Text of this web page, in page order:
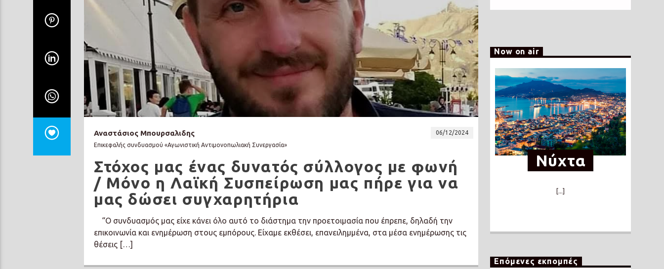
Αναστάσιος Μπουρσαλιδης
06/12/2024
Επικεφαλής συνδυασμού «Αγωνιστική Αντιμονοπωλιακή Συνεργασία»
Στόχος μας ένας δυνατός σύλλογος με φωνή
/ Μόνο η Λαϊκή Συσπείρωση μας πήρε για να
μας δώσει συγχαρητήρια
“Ο συνδυασμός μας είχε κάνει όλο αυτό το διάστημα την προετοιμασία που έπρεπε, δηλαδή την
επικοινωνία και ενημέρωση στους εμπόρους. Είχαμε εκθέσει, επανειλημμένα, στα μέσα ενημέρωσης τις
θέσεις […]
Now on air
Νύχτα
[...]
Επόμενες εκπομπές